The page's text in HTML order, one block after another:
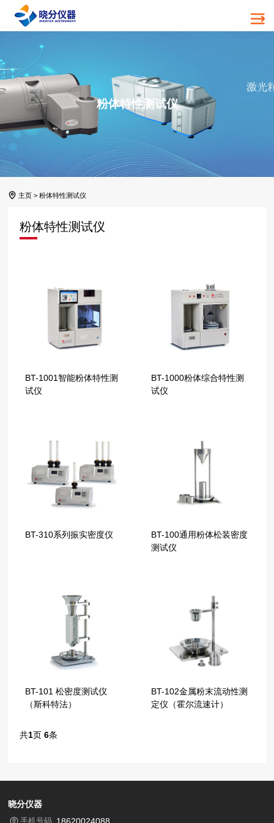
粉体特性测试仪
主页 >粉体特性测试仪
粉体特性测试仪
BT-1001智能粉体特性测
试仪
BT-1000粉体综合特性测
试仪
BT-310系列振实密度仪
BT-100通用粉体松装密度
测试仪
BT-101 松密度测试仪
（斯科特法）
BT-102金属粉末流动性测
定仪（霍尔流速计）
共1页6条
晓分仪器
手机号码